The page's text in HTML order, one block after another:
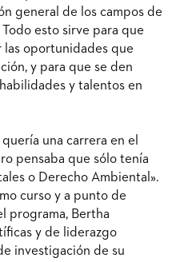
general de los campos de
esto sirve para que
las oportunidades que
y para que se den
y talentos en
una carrera en el
pensaba que sólo tenía
o Derecho Ambiental».
curso y a punto de
programa, Bertha
y de liderazgo
investigación de su